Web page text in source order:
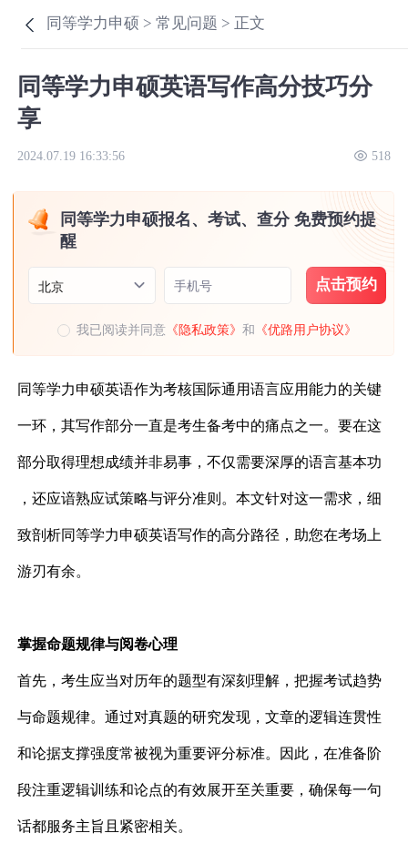
同等学力申硕 >常见问题 > 正文
同等学力申硕英语写作高分技巧分
享
2024.07.19 16:33:56 518
同等学力申硕报名、考试、查分 免费预约提
醒
北京 手机号 点击预约
我已阅读并同意 《隐私政策》和 《优路用户协议》
同等学力申硕英语作为考核国际通用语言应用能力的关键
一环，其写作部分一直是考生备考中的痛点之一。要在这
部分取得理想成绩并非易事，不仅需要深厚的语言基本功
，还应谙熟应试策略与评分准则。本文针对这一需求，细
致剖析同等学力申硕英语写作的高分路径，助您在考场上
游刃有余。
掌握命题规律与阅卷心理
首先，考生应当对历年的题型有深刻理解，把握考试趋势
与命题规律。通过对真题的研究发现，文章的逻辑连贯性
和论据支撑强度常被视为重要评分标准。因此，在准备阶
段注重逻辑训练和论点的有效展开至关重要，确保每一句
话都服务主旨且紧密相关。